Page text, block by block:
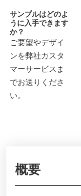
サンプルはどのよ
うに入手できます
か？
ご要望やデザイ
ンを弊社カスタ
マーサービスま
でお送りくださ
い。
概要